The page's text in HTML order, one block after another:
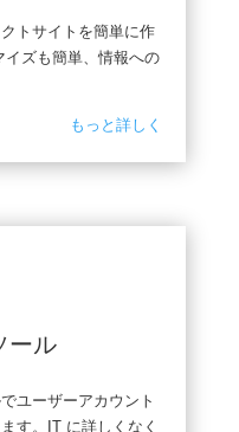
トサイトを簡単に作
ズも簡単、情報への
もっと詳しく
ール
ユーザーアカウント
す。IT に詳しくなく